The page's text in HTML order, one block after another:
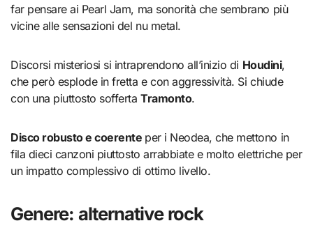
far pensare ai Pearl Jam, ma sonorità che sembrano più
vicine alle sensazioni del nu metal.
Discorsi misteriosi si intraprendono all’inizio di Houdini,
che però esplode in fretta e con aggressività. Si chiude
con una piuttosto soffertaTramonto.
Disco robusto e coerente per i Neodea, che mettono in
fila dieci canzoni piuttosto arrabbiate e molto elettriche per
un impatto complessivo di ottimo livello.
Genere: alternative rock